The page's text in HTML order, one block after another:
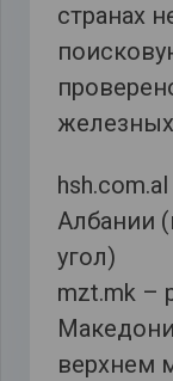
странах
Албании
угол)
mzt.mk –
верхнем